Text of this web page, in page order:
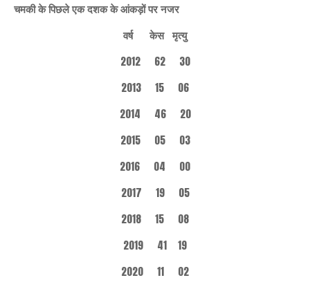
चमकी के पिछले एक दशक के आंकड़ों पर नजर
वर्ष केस मृत्यु
2012 62 30
2013 15 06
2014 46 20
2015 05 03
2016 04 00
2017 19 05
2018 15 08
2019 41 19
2020 11 02